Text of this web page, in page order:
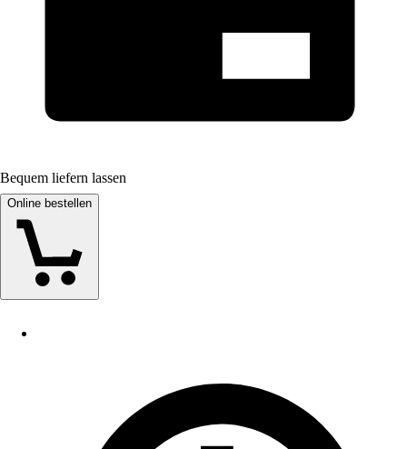
Bequem liefern lassen
Online bestellen